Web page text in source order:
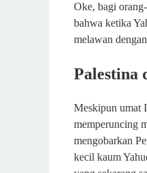
Oke, bagi
bahwa ketika
melawan
Palestina
Meskipun umat
memperuncing
mengobarkan
kecil kaum